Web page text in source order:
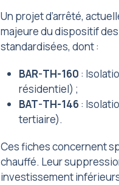
Un projet d’arrêté,
majeure du dispositif
standardisées, dont :
BAR-TH-160 :
résidentiel) ;
BAT-TH-146:
tertiaire).
Ces fiches concernent
chauffé. Leur
investissement